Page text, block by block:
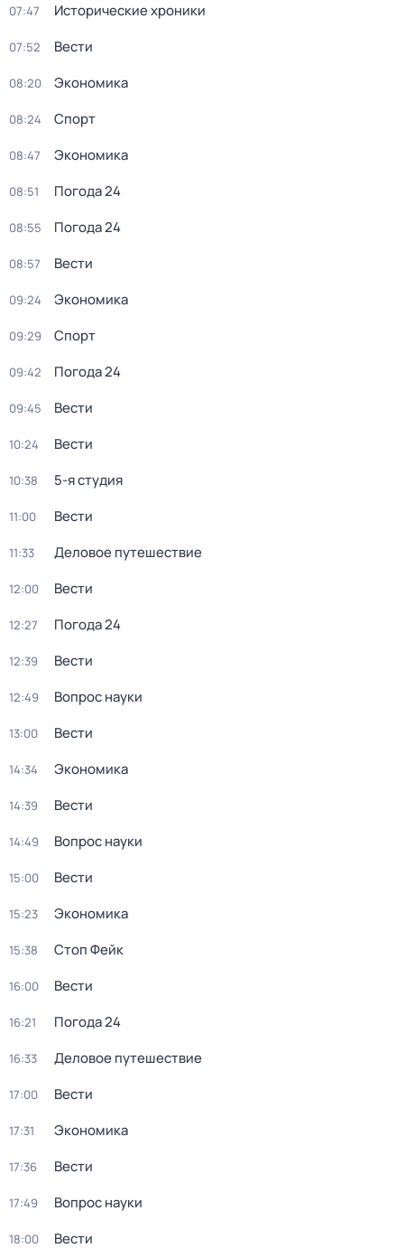
07:47 Исторические хроники
07:52 Вести
08:20 Экономика
08:24 Спорт
08:47 Экономика
08:51 Погода 24
08:55 Погода 24
08:57 Вести
09:24 Экономика
09:29 Спорт
09:42 Погода 24
09:45 Вести
10:24 Вести
10:38 5-я студия
11:00 Вести
11:33 Деловое путешествие
12:00 Вести
12:27 Погода 24
12:39 Вести
12:49 Вопрос науки
13:00 Вести
14:34 Экономика
14:39 Вести
14:49 Вопрос науки
15:00 Вести
15:23 Экономика
15:38 Стоп Фейк
16:00 Вести
16:21 Погода 24
16:33 Деловое путешествие
17:00 Вести
17:31 Экономика
17:36 Вести
17:49 Вопрос науки
18:00 Вести